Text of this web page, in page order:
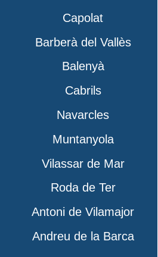
Capolat
Barberà del Vallès
Balenyà
Cabrils
Navarcles
Muntanyola
Vilassar de Mar
Roda de Ter
Antoni de Vilamajor
Andreu de la Barca